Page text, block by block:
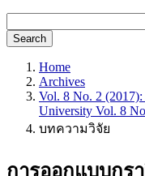
Search
Home
Archives
Vol. 8 No. 2 (2017):
University Vol. 8
บทความวิจัย
การออกแบบกร